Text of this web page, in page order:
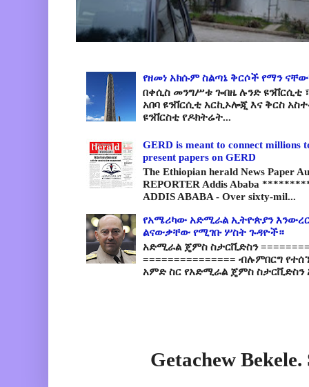
የዘመነ አክሱም ስልጣኔ ቅርሶች የማን
በቀሲስ መንግሥቱ ጐበዜ ሉንድ ዩንቨርሲቲ
አበባ ዩንቨርሲቲ አርኪኦሎጂ እና ቅርስ
ዩንቨርስቲ የዶክትሬት...
GERD is meant to connect millions
present papers on GERD
The Ethiopian herald News Paper
REPORTER Addis Ababa
ADDIS ABABA - Over sixty-mil...
የአሜሪካው አድሚራል ኢትዮጵያን
ልናውቃቸው የሚገቡ ሦስት ጉዳዮች።
አድሚራል ጄምስ ስታርቪድስን
=============== ብሉምበርግ
አምድ ስር የአድሚራል ጄምስ ስታርቪድስን
Getachew